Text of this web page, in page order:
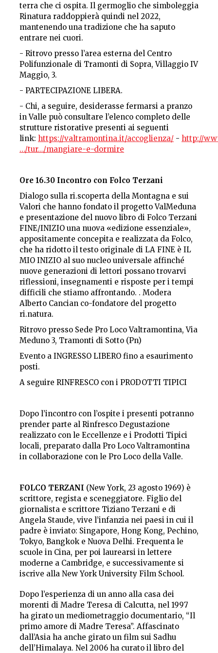
terra che ci ospita. Il germoglio che simboleggia
Rinatura raddoppierà quindi nel 2022,
mantenendo una tradizione che ha saputo
entrare nei cuori.
- Ritrovo presso l’area esterna del Centro
Polifunzionale di Tramonti di Sopra, Villaggio IV
Maggio, 3.
- PARTECIPAZIONE LIBERA.
- Chi, a seguire, desiderasse fermarsi a pranzo
in Valle può consultare l’elenco completo delle
strutture ristorative presenti ai seguenti
link: https://valtramontina.it/accoglienza/ - http://
…/tur…/mangiare-e-dormire
Ore 16.30 Incontro con Folco Terzani
Dialogo sulla ri.scoperta della Montagna e sui
Valori che hanno fondato il progetto ValMeduna
e presentazione del nuovo libro di Folco Terzani
FINE/INIZIO una nuova «edizione essenziale»,
appositamente concepita e realizzata da Folco,
che ha ridotto il testo originale di LA FINE è IL
MIO INIZIO al suo nucleo universale affinché
nuove generazioni di lettori possano trovarvi
riflessioni, insegnamenti e risposte per i tempi
difficili che stiamo affrontando. . Modera
Alberto Cancian co-fondatore del progetto
ri.natura.
Ritrovo presso Sede Pro Loco Valtramontina, Via
Meduno 3, Tramonti di Sotto (Pn)
Evento a INGRESSO LIBERO fino a esaurimento
posti.
A seguire RINFRESCO con i PRODOTTI TIPICI
Dopo l’incontro con l’ospite i presenti potranno
prender parte al Rinfresco Degustazione
realizzato con le Eccellenze e i Prodotti Tipici
locali, preparato dalla Pro Loco Valtramontina
in collaborazione con le Pro Loco della Valle.
FOLCO TERZANI (New York, 23 agosto 1969) è
scrittore, regista e sceneggiatore. Figlio del
giornalista e scrittore Tiziano Terzani e di
Angela Staude, vive l’infanzia nei paesi in cui il
padre è inviato: Singapore, Hong Kong, Pechino,
Tokyo, Bangkok e Nuova Delhi. Frequenta le
scuole in Cina, per poi laurearsi in lettere
moderne a Cambridge, e successivamente si
iscrive alla New York University Film School.
Dopo l’esperienza di un anno alla casa dei
morenti di Madre Teresa di Calcutta, nel 1997
ha girato un mediometraggio documentario, “Il
primo amore di Madre Teresa”. Affascinato
dall’Asia ha anche girato un film sui Sadhu
dell’Himalaya. Nel 2006 ha curato il libro del